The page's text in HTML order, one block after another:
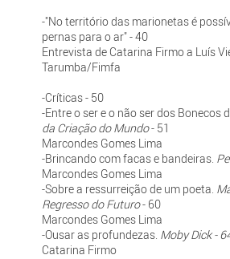
-"No território das marionetas é
pernas para o ar" - 40
Entrevista de Catarina Firmo a Luís
Tarumba/Fimfa
-Críticas - 50
-Entre o ser e o não ser dos Bonecos
da Criação do Mundo- 51
Marcondes Gomes Lima
-Brincando com facas e bandeiras.
Marcondes Gomes Lima
-Sobre a ressurreição de um poeta.
Regresso do Futuro- 60
Marcondes Gomes Lima
-Ousar as profundezas. Moby Dick -
Catarina Firmo